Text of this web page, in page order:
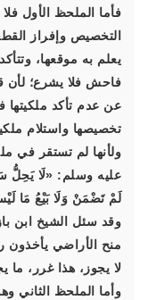
فأما الملحظ الأول
التخصيص وإفراز
يعلم به موقعها،
فاحش فلا يشرع؛ لأن
عن عدم تأكد
تخصيصها واستلام
ولأنها لم تستقر في
عليه وسلم: «لَا يَحِلُّ
لَمْ تَضْمَنْ وَلَا بَيْعُ مَا
وقد سئل الشيخ ابن
منح الأراضي يأخذون
لا يجوز، هذا غرر، ما
وأما الملحظ الثاني